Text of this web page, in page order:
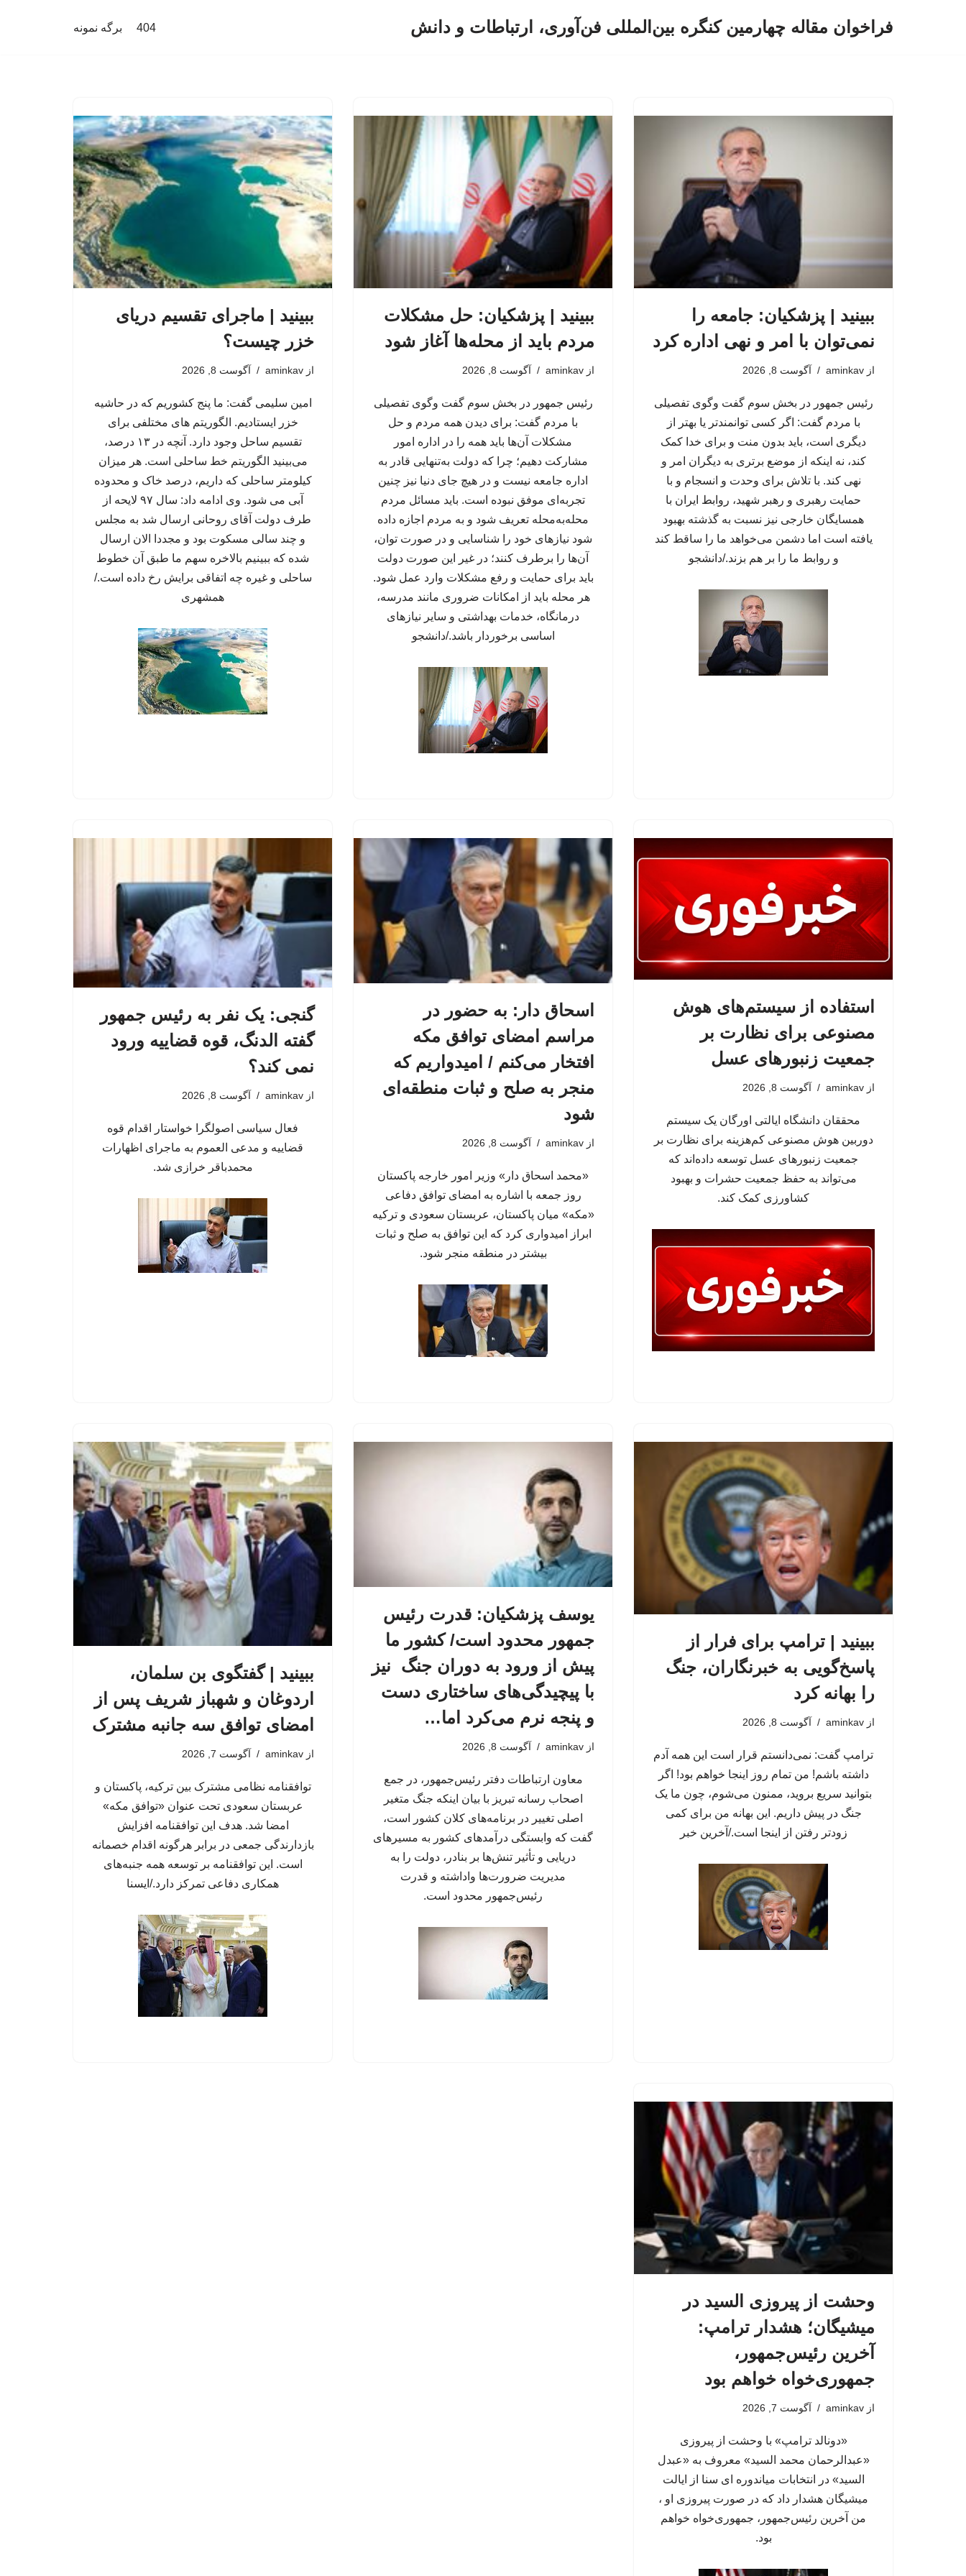
فراخوان مقاله چهارمین کنگره بین‌المللی فن‌آوری، ارتباطات و دانش 404 برگه نمونه
ببینید | پزشکیان: جامعه را
نمی‌توان با امر و نهی اداره کرد
از aminkav آگوست 8, 2026
رئیس جمهور در بخش سوم گفت وگوی تفصیلی
با مردم گفت: اگر کسی توانمندتر یا بهتر از
دیگری است، باید بدون منت و برای خدا کمک
کند، نه اینکه از موضع برتری به دیگران امر و
نهی کند. با تلاش برای وحدت و انسجام و با
حمایت رهبری و رهبر شهید، روابط ایران با
همسایگان خارجی نیز نسبت به گذشته بهبود
یافته است اما دشمن می‌خواهد ما را ساقط کند
و روابط ما را بر هم بزند./دانشجو
ببینید | پزشکیان: حل مشکلات
مردم باید از محله‌ها آغاز شود
از aminkav آگوست 8, 2026
رئیس جمهور در بخش سوم گفت وگوی تفصیلی
با مردم گفت: برای دیدن همه مردم و حل
مشکلات آن‌ها باید همه را در اداره امور
مشارکت دهیم؛ چرا که دولت به‌تنهایی قادر به
اداره جامعه نیست و در هیچ جای دنیا نیز چنین
تجربه‌ای موفق نبوده است. باید مسائل مردم
محله‌به‌محله تعریف شود و به مردم اجازه داده
شود نیازهای خود را شناسایی و در صورت توان،
آن‌ها را برطرف کنند؛ در غیر این صورت دولت
باید برای حمایت و رفع مشکلات وارد عمل شود.
هر محله باید از امکانات ضروری مانند مدرسه،
درمانگاه، خدمات بهداشتی و سایر نیازهای
اساسی برخوردار باشد./دانشجو
ببینید | ماجرای تقسیم دریای
خزر چیست؟
از aminkav آگوست 8, 2026
امین سلیمی گفت: ما پنج کشوریم که در حاشیه
خزر ایستادیم. الگوریتم های مختلفی برای
تقسیم ساحل وجود دارد. آنچه در ۱۳ درصد،
می‌بینید الگوریتم خط ساحلی است. هر میزان
کیلومتر ساحلی که داریم، درصد خاک و محدوده
آبی می شود. وی ادامه داد: سال ۹۷ لایحه از
طرف دولت آقای روحانی ارسال شد به مجلس
و چند سالی مسکوت بود و مجددا الان ارسال
شده که ببینیم بالاخره سهم ما طبق آن خطوط
ساحلی و غیره چه اتفاقی برایش رخ داده است./
همشهری
استفاده از سیستم‌های هوش
مصنوعی برای نظارت بر
جمعیت زنبورهای عسل
از aminkav آگوست 8, 2026
محققان دانشگاه ایالتی اورگان یک سیستم
دوربین هوش مصنوعی کم‌هزینه برای نظارت بر
جمعیت زنبورهای عسل توسعه داده‌اند که
می‌تواند به حفظ جمعیت حشرات و بهبود
کشاورزی کمک کند.
اسحاق‌ دار: به حضور در
مراسم امضای توافق مکه
افتخار می‌کنم / امیدواریم که
منجر به صلح و ثبات منطقه‌ای
شود
از aminkav آگوست 8, 2026
«محمد اسحاق دار» وزیر امور خارجه پاکستان
روز جمعه با اشاره به امضای توافق دفاعی
«مکه» میان پاکستان، عربستان سعودی و ترکیه
ابراز امیدواری کرد که این توافق به صلح و ثبات
بیشتر در منطقه منجر شود.
گنجی: یک نفر به رئیس جمهور
گفته الدنگ، قوه قضاییه ورود
نمی کند؟
از aminkav آگوست 8, 2026
فعال سیاسی اصولگرا خواستار اقدام قوه
قضاییه و مدعی العموم به ماجرای اظهارات
محمدباقر خرازی شد.
ببینید | ترامپ برای فرار از
پاسخ‌گویی به خبرنگاران، جنگ
را بهانه کرد
از aminkav آگوست 8, 2026
ترامپ گفت: نمی‌دانستم قرار است این همه آدم
داشته باشم! ​​من تمام روز اینجا خواهم بود! اگر
بتوانید سریع بروید، ممنون می‌شوم، چون ما یک
جنگ در پیش داریم. این بهانه من برای کمی
زودتر رفتن از اینجا است./آخرین خبر
یوسف پزشکیان: قدرت رئیس‌
جمهور محدود است/ کشور ما
پیش از ورود به دوران جنگ نیز
با پیچیدگی‌های ساختاری دست
و پنجه نرم می‌کرد اما…
از aminkav آگوست 8, 2026
معاون ارتباطات دفتر رئیس‌جمهور، در جمع
اصحاب رسانه تبریز با بیان اینکه جنگ متغیر
اصلی تغییر در برنامه‌های کلان کشور است،
گفت که وابستگی درآمدهای کشور به مسیرهای
دریایی و تأثیر تنش‌ها بر بنادر، دولت را به
مدیریت ضرورت‌ها واداشته و قدرت
رئیس‌جمهور محدود است.
ببینید | گفتگوی بن سلمان،
اردوغان و شهباز شریف پس از
امضای توافق سه جانبه مشترک
از aminkav آگوست 7, 2026
توافقنامه نظامی مشترک بین ترکیه، پاکستان و
عربستان سعودی تحت عنوان «توافق مکه»
امضا شد. هدف این توافقنامه افزایش
بازدارندگی جمعی در برابر هرگونه اقدام خصمانه
است. این توافقنامه بر توسعه همه جنبه‌های
همکاری دفاعی تمرکز دارد./ایسنا
وحشت از پیروزی السید در
میشیگان؛ هشدار ترامپ:
آخرین رئیس‌جمهور،
جمهوری‌خواه خواهم بود
از aminkav آگوست 7, 2026
«دونالد ترامپ» با وحشت از پیروزی
«عبدالرحمان محمد السید» معروف به «عبدل
السید» در انتخابات میاندوره ای سنا از ایالت
میشیگان هشدار داد که در صورت پیروزی او ،
من آخرین رئیس‌جمهور، جمهوری‌‍‌خواه خواهم
بود.